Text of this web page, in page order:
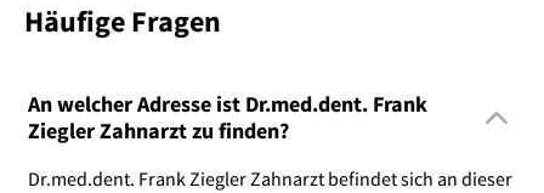
Häufige Fragen
An welcher Adresse ist Dr.med.dent. Frank
Ziegler Zahnarzt zu finden?
Dr.med.dent. Frank Ziegler Zahnarzt befindet sich an dieser